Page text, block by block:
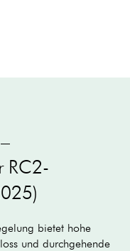
RC2-
bietet hohe
und durchgehende